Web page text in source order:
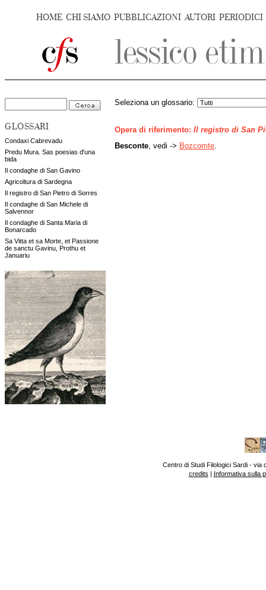
HOME CHI SIAMO PUBBLICAZIONI AUTORI PERIODICI
GLOSSARI
Condaxi Cabrevadu
Predu Mura. Sas poesias d'una
bida
Il condaghe di San Gavino
Agricoltura di Sardegna
Il registro di San Pietro di Sorres
Il condaghe di San Michele di
Salvennor
Il condaghe di Santa Maria di
Bonarcado
Sa Vitta et sa Morte, et Passione
de sanctu Gavinu, Prothu et
Januariu
Seleziona un glossario:
Opera di riferimento: Il registro di San
Besconte , vedi -> Bozcomte
Centro di Studi Filologici Sardi - via
credits | Informativa sulla